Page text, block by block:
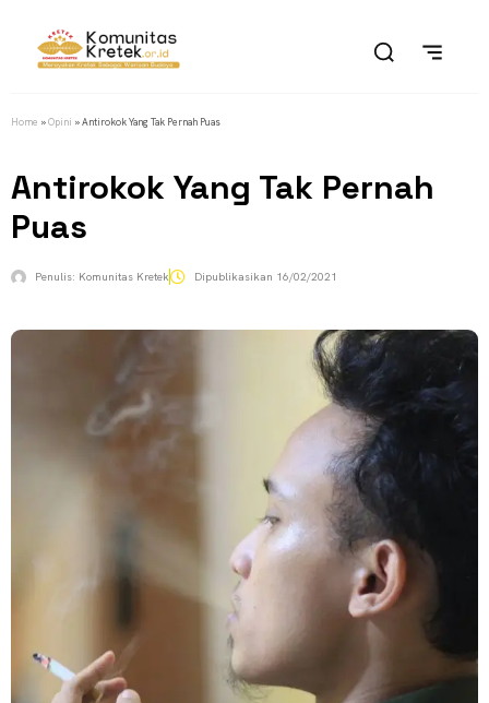
Home »Opini »Antirokok Yang Tak Pernah Puas
Antirokok Yang Tak Pernah
Puas
Penulis: Komunitas Kretek Dipublikasikan 16/02/2021